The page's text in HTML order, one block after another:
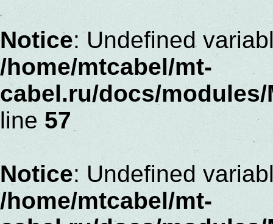
Notice: Undefined
/home/mtcabel/mt-
cabel.ru/docs/
line 57
Notice: Undefined
/home/mtcabel/mt-